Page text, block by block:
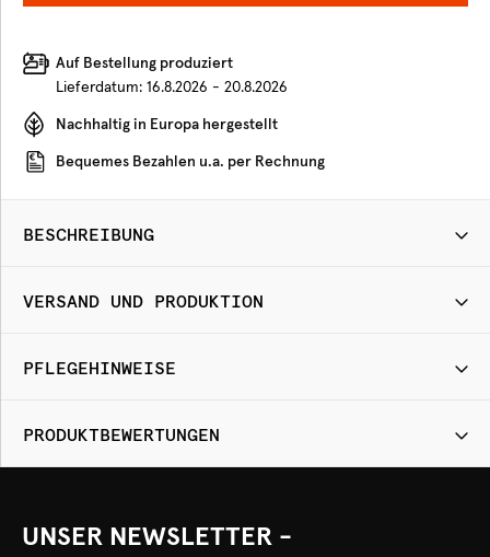
Auf Bestellung produziert
Lieferdatum: 16.8.2026 - 20.8.2026
Nachhaltig in Europa hergestellt
Bequemes Bezahlen u.a. per Rechnung
BESCHREIBUNG
VERSAND UND PRODUKTION
PFLEGEHINWEISE
PRODUKTBEWERTUNGEN
UNSER NEWSLETTER -